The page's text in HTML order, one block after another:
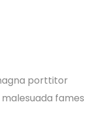
porttitor
fames